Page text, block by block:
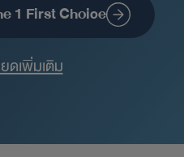
1 First Choice
ดเพิ่มเติม